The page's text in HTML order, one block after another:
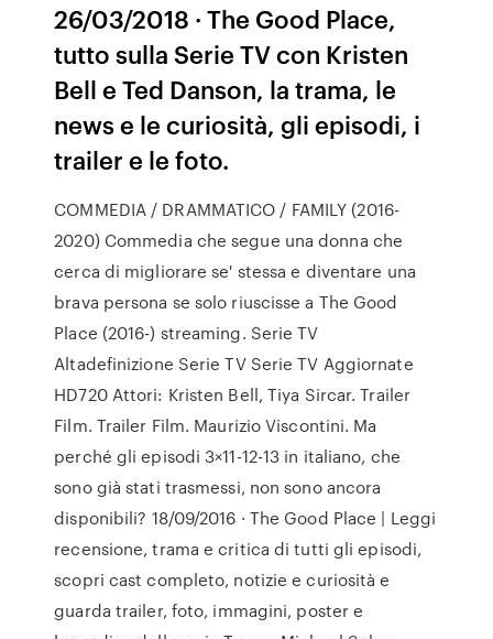
26/03/2018 · The Good Place,
tutto sulla Serie TV con Kristen
Bell e Ted Danson, la trama, le
news e le curiosità, gli episodi, i
trailer e le foto.
COMMEDIA / DRAMMATICO / FAMILY (2016-
2020) Commedia che segue una donna che
cerca di migliorare se' stessa e diventare una
brava persona se solo riuscisse a The Good
Place (2016-) streaming. Serie TV
Altadefinizione Serie TV Serie TV Aggiornate
HD720 Attori: Kristen Bell, Tiya Sircar. Trailer
Film. Trailer Film. Maurizio Viscontini. Ma
perché gli episodi 3×11-12-13 in italiano, che
sono già stati trasmessi, non sono ancora
disponibili? 18/09/2016 · The Good Place | Leggi
recensione, trama e critica di tutti gli episodi,
scopri cast completo, notizie e curiosità e
guarda trailer, foto, immagini, poster e